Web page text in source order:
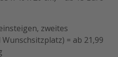
zweites
= ab 21,99